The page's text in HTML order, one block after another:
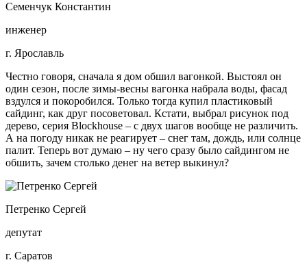
Семенчук Константин
инженер
г. Ярославль
Честно говоря, сначала я дом обшил вагонкой. Выстоял он
один сезон, после зимы-весны вагонка набрала воды, фасад
вздулся и покоробился. Только тогда купил пластиковый
сайдинг, как друг посоветовал. Кстати, выбрал рисунок под
дерево, серия Blockhouse – с двух шагов вообще не различить.
А на погоду никак не реагирует – снег там, дождь, или солнце
палит. Теперь вот думаю – ну чего сразу было сайдингом не
обшить, зачем столько денег на ветер выкинул?
Петренко Сергей
депутат
г. Саратов